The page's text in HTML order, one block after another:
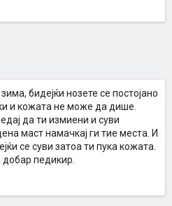
бидејќи нозете се постојано
и кожата не може да дише.
да ти измиени и суви
маст намачкај ги тие места. И
се суви затоа ти пука кожата.
педикир.